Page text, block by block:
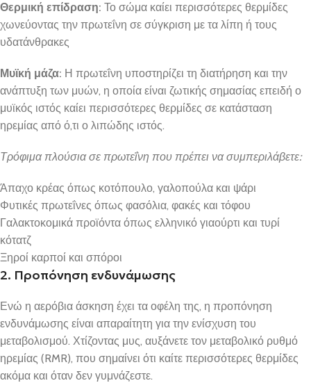
Θερμική επίδραση: Το σώμα καίει περισσότερες θερμίδες
χωνεύοντας την πρωτεΐνη σε σύγκριση με τα λίπη ή τους
υδατάνθρακες
Μυϊκή μάζα: Η πρωτεΐνη υποστηρίζει τη διατήρηση και την
ανάπτυξη των μυών, η οποία είναι ζωτικής σημασίας επειδή ο
μυϊκός ιστός καίει περισσότερες θερμίδες σε κατάσταση
ηρεμίας από ό,τι ο λιπώδης ιστός.
Τρόφιμα πλούσια σε πρωτεΐνη που πρέπει να συμπεριλάβετε:
Άπαχο κρέας όπως κοτόπουλο, γαλοπούλα και ψάρι
Φυτικές πρωτεΐνες όπως φασόλια, φακές και τόφου
Γαλακτοκομικά προϊόντα όπως ελληνικό γιαούρτι και τυρί
κότατζ
Ξηροί καρποί και σπόροι
2. Προπόνηση ενδυνάμωσης
Ενώ η αερόβια άσκηση έχει τα οφέλη της, η προπόνηση
ενδυνάμωσης είναι απαραίτητη για την ενίσχυση του
μεταβολισμού. Χτίζοντας μυς, αυξάνετε τον μεταβολικό ρυθμό
ηρεμίας (RMR), που σημαίνει ότι καίτε περισσότερες θερμίδες
ακόμα και όταν δεν γυμνάζεστε.